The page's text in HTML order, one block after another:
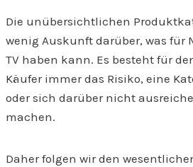
Die unübersichtlichen
wenig Auskunft darüber, was für
TV haben kann. Es besteht für
Käufer immer das Risiko, eine
oder sich darüber nicht
machen.
Daher folgen wir den